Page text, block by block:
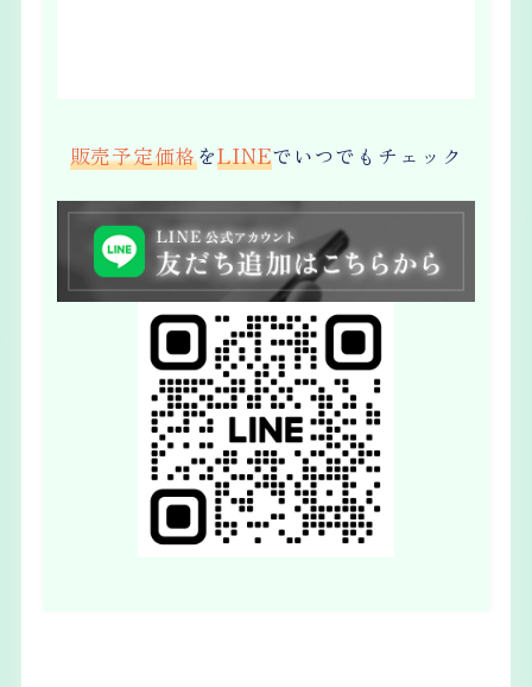
販売予定価格をLINEでいつでもチェック